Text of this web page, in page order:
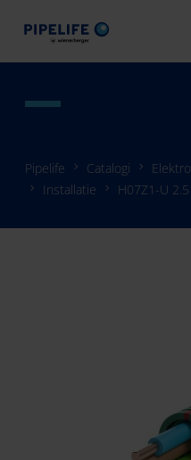
Pipelife Catalogi Elektro
Installatie
H07Z1-U 2.5